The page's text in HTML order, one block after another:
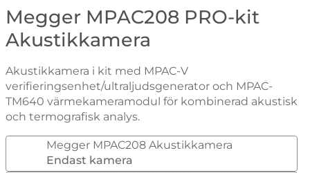
Gå till varumärkessidan för Megger
Megger MPAC208 PRO-kit
Akustikkamera
Akustikkamera i kit med MPAC-V
verifieringsenhet/ultraljudsgenerator och MPAC-
TM640 värmekameramodul för kombinerad akustisk
och termografisk analys.
Megger MPAC208 Akustikkamera
Endast kamera